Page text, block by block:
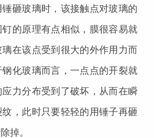
砸玻璃时，该接触点对玻璃的
的原理有点相似，膜很容易就
在该点受到很大的外作用力而
化玻璃而言，一点点的开裂就
力分布受到了破坏，从而在瞬
，此时只要轻轻的用锤子再砸
掉。